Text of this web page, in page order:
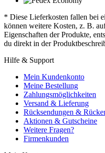
* Diese Lieferkosten fallen bei
können weitere Kosten, z. B.
Eigenschaften der Produkte,
du direkt in der
Hilfe & Support
Mein Kundenkonto
Meine Bestellung
Zahlungsmöglichkeiten
Versand & Lieferung
Rücksendungen &
Aktionen & Gutscheine
Weitere Fragen?
Firmenkunden